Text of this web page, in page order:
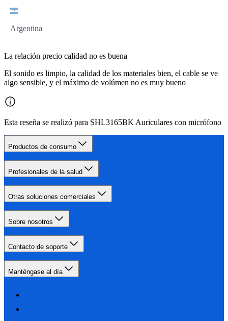
Argentina
La relación precio calidad no es buena
El sonido es limpio, la calidad de los materiales bien, el cable se ve
algo sensible, y el máximo de volúmen no es muy bueno
Esta reseña se realizó para SHL3165BK Auriculares con micrófono
Productos de consumo
Profesionales de la salud
Otras soluciones comerciales
Sobre nosotros
Contacto de soporte
Manténgase al día